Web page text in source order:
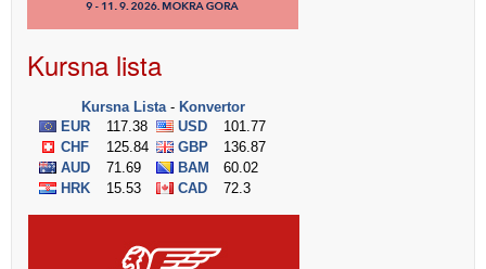
Kursna lista